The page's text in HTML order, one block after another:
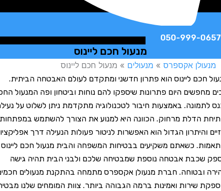
050-999-
מנעול חכם ליינוס
אקספרס»מנעולים»מנעול חכם ליינוס
ליינוס הוא פתרון חדשני ומתקדם לעולם האבטחה הביתית.
היום פתרונות שיספקו להם נוחות וביטחון ופה המנעול החכם
באמצעות חיבור לטכנולוגיה מתקדמת ניתן לשלוט על נעילת
הדלת מרחוק. הכוונה היא למנוע את הצורך להשתמש במפתחות
הגדול הוא האפשרות לניטור פעולות הנעילה דרך אפליקציות
כשאתם משקיעים בבטיחות המשפחה והבית מנעול חכם ליינוס
אבטחה נוספת שמבטיחה שלכם ולבני הבית תהיה גישה
חברת מנעולן אקספרס מתמחה בהתקנת מנעולים חכמים
שירות ואמינות ברמה הגבוהה ביותר. צוות המומחים שלנו מבטיח